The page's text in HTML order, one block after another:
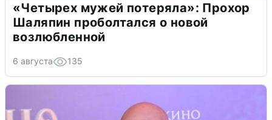
«Четырех мужей потеряла»: Прохор
Шаляпин проболтался о новой
возлюбленной
6 августа 135